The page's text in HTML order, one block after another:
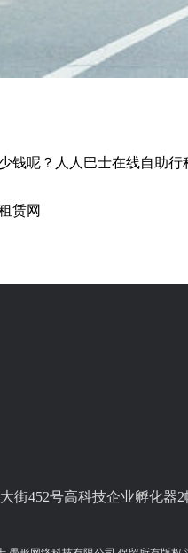
钱呢？人人巴士在线自助行
赁网
街452号高科技企业孵化器2